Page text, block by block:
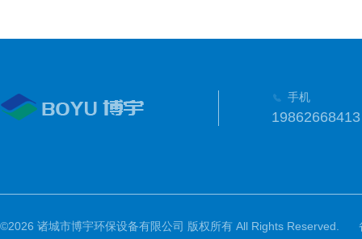
手机
19862668413
©2026 诸城市博宇环保设备有限公司 版权所有 All Rights Reserved.